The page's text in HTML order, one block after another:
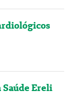
Saúde Ereli